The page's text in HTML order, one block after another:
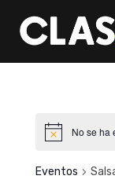
content
No se ha
Eventos